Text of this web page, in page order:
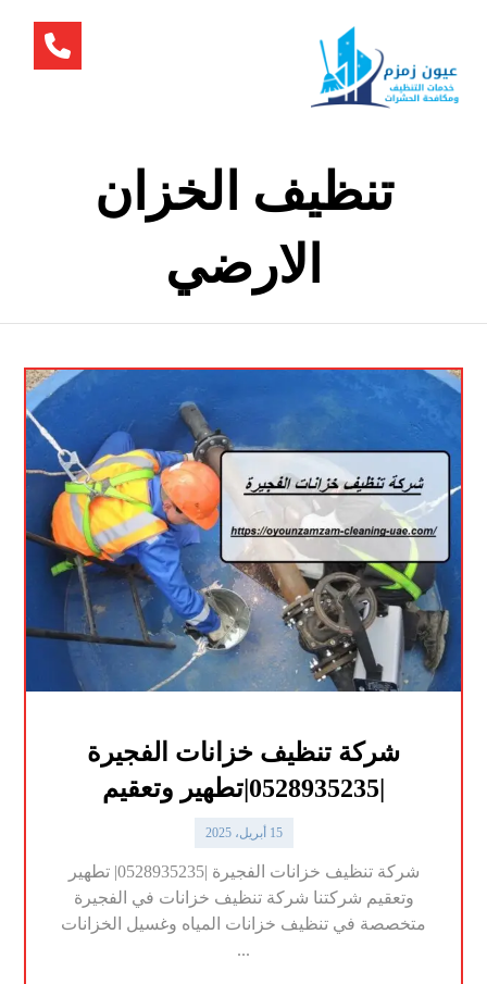
تنظيف الخزان
الارضي
شركة تنظيف خزانات الفجيرة
|0528935235|تطهير وتعقيم
15 أبريل، 2025
شركة تنظيف خزانات الفجيرة |0528935235| تطهير
وتعقيم شركتنا شركة تنظيف خزانات في الفجيرة
متخصصة في تنظيف خزانات المياه وغسيل الخزانات
...